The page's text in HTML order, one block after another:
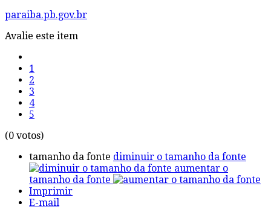
paraiba.pb.gov.br
Avalie este item
1
2
3
4
5
(0 votos)
tamanho da fonte diminuir o tamanho da fonte
aumentar o
tamanho da fonte
Imprimir
E-mail